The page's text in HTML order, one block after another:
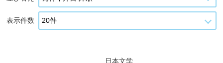
表示件数
日本文学